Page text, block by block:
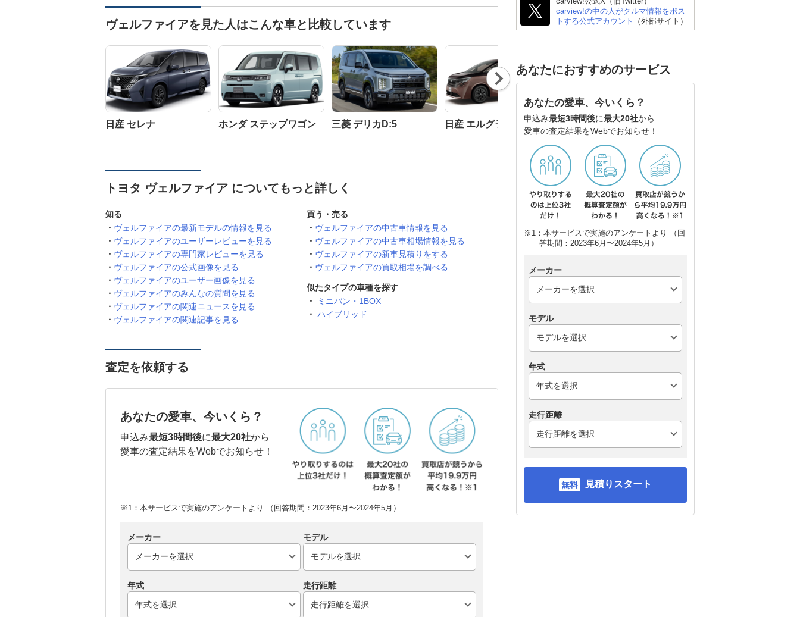
ヴェルファイアを見た人はこんな車と比較しています
日産 セレナ ホンダ ステップワゴン 三菱 デリカD:5 日産 エルグランド ホンダ オデッセイ
Nex
t
トヨタ ヴェルファイア についてもっと詳しく
知る
ヴェルファイアの最新モデルの情報を見る
ヴェルファイアのユーザーレビューを見る
ヴェルファイアの専門家レビューを見る
ヴェルファイアの公式画像を見る
ヴェルファイアのユーザー画像を見る
ヴェルファイアのみんなの質問を見る
ヴェルファイアの関連ニュースを見る
ヴェルファイアの関連記事を見る
買う・売る
ヴェルファイアの中古車情報を見る
ヴェルファイアの中古車相場情報を見る
ヴェルファイアの新車見積りをする
ヴェルファイアの買取相場を調べる
似たタイプの車種を探す
ミニバン・1BOX
ハイブリッド
査定を依頼する
あなたの愛車、今いくら？
申込み最短3時間後に最大20社から
愛車の査定結果をWebでお知らせ！
※1：本サービスで実施のアンケートより （回答期間：2023年6月〜2024年5月）
メーカー モデル
年式 走行距離
carview!の中の人がクルマ情報をポス
トする公式アカウント
（外部サイト）
あなたにおすすめのサービス
あなたの愛車、今いくら？
申込み最短3時間後に最大20社から
愛車の査定結果をWebでお知らせ！
※1：本サービスで実施のアンケートより （回
答期間：2023年6月〜2024年5月）
メーカー
モデル
年式
走行距離
見積りスタート